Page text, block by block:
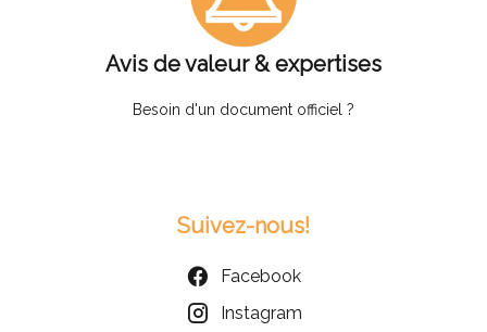
Avis de valeur & expertises
Besoin d'un document officiel ?
Suivez-nous!
Facebook
Instagram